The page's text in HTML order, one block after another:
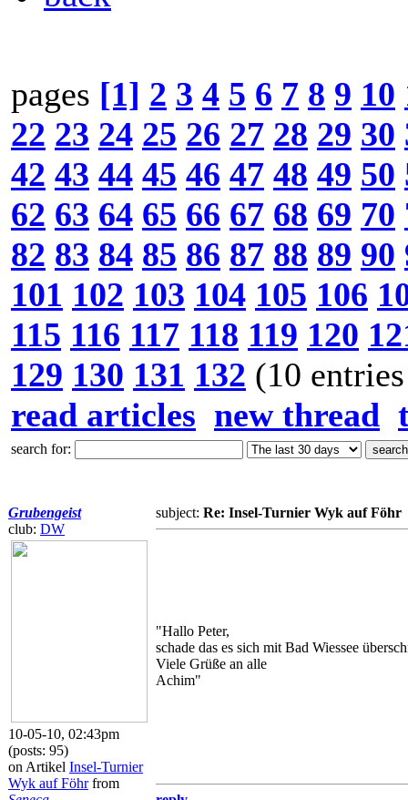
pages [1] 2 3 4 5 6 7 8 9 10
22 23 24 25 26 27 28 29 30
42 43 44 45 46 47 48 49 50
62 63 64 65 66 67 68 69 70
82 83 84 85 86 87 88 89 90
101 102 103 104 105 106
115 116 117 118 119 120
129 130 131 132 (10
read articles new thread
search for:
Grubengeist
club: DW
10-05-10, 02:43pm
(posts: 95)
on Artikel Insel-Turnier
Wyk auf Föhrfrom
subject: Re: Insel-Turnier Wyk auf Föhr
"Hallo Peter,
schade das es sich mit Bad Wiessee
Viele Grüße an alle
Achim"